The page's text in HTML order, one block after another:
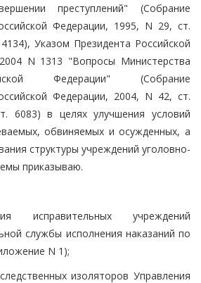
преступлений" (Собрание
Федерации, 1995, N 29, ст.
Указом Президента Российской
N 1313 "Вопросы Министерства
Федерации" (Собрание
Федерации, 2004, N 42, ст.
6083) в целях улучшения условий
обвиняемых и осужденных, а
структуры учреждений уголовно-
приказываю.
исправительных учреждений
службы исполнения наказаний по
N 1);
изоляторов Управления